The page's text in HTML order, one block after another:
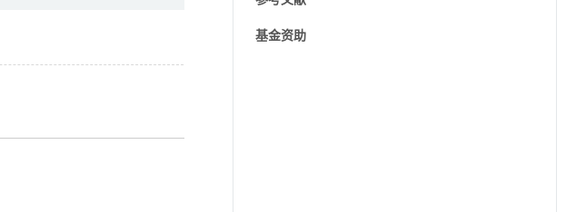
基金资助